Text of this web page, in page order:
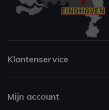
Klantenservice
Mijn account